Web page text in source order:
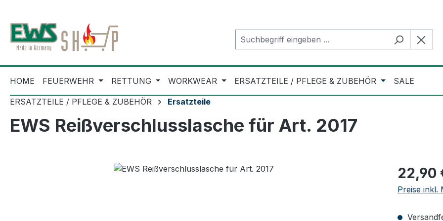
HOME FEUERWEHR RETTUNG WORKWEAR ERSATZTEILE / PFLEGE & ZUBEHÖR SALE
ERSATZTEILE / PFLEGE & ZUBEHÖR Ersatzteile
EWS Reißverschlusslasche für Art. 2017
Regulärer
22,90
Preise inkl.